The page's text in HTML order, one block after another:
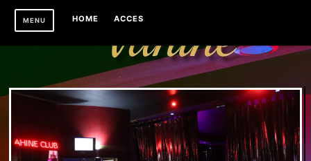
MENU HOME ACCES